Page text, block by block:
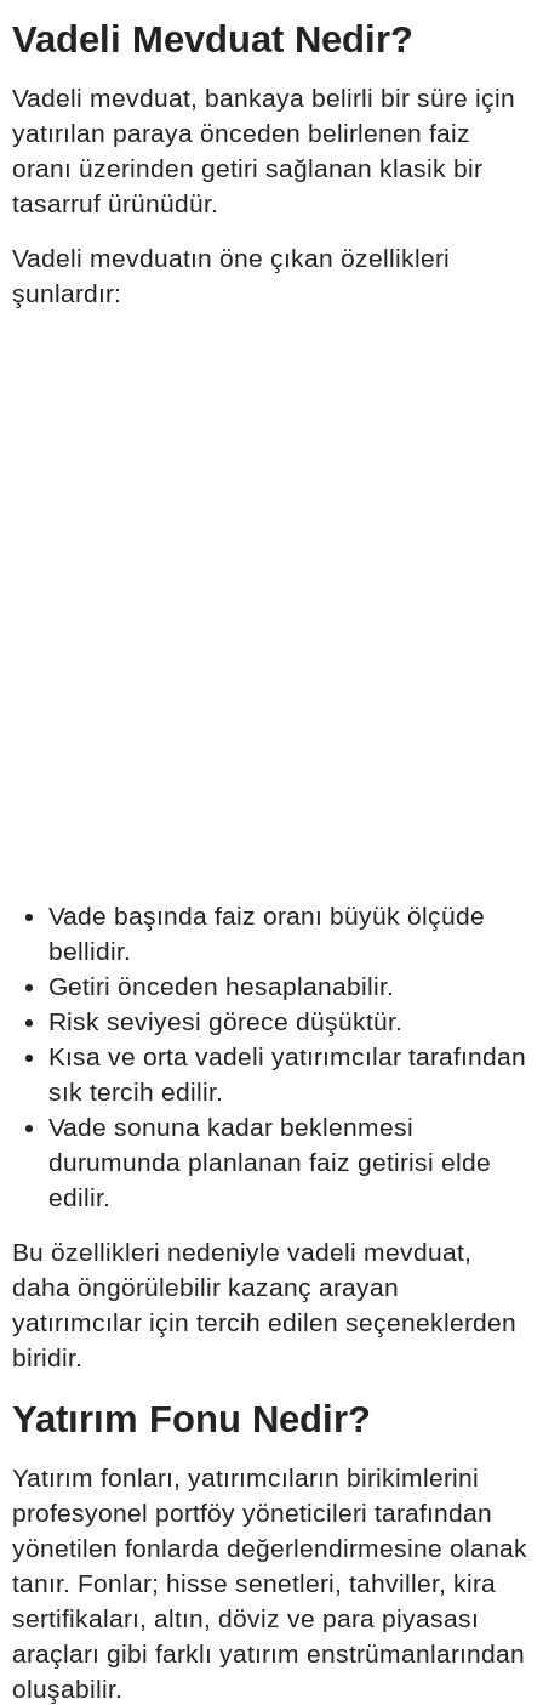
Vadeli Mevduat Nedir?
Vadeli mevduat, bankaya belirli bir süre için
yatırılan paraya önceden belirlenen faiz
oranı üzerinden getiri sağlanan klasik bir
tasarruf ürünüdür.
Vadeli mevduatın öne çıkan özellikleri
şunlardır:
Vade başında faiz oranı büyük ölçüde
bellidir.
Getiri önceden hesaplanabilir.
Risk seviyesi görece düşüktür.
Kısa ve orta vadeli yatırımcılar tarafından
sık tercih edilir.
Vade sonuna kadar beklenmesi
durumunda planlanan faiz getirisi elde
edilir.
Bu özellikleri nedeniyle vadeli mevduat,
daha öngörülebilir kazanç arayan
yatırımcılar için tercih edilen seçeneklerden
biridir.
Yatırım Fonu Nedir?
Yatırım fonları, yatırımcıların birikimlerini
profesyonel portföy yöneticileri tarafından
yönetilen fonlarda değerlendirmesine olanak
tanır. Fonlar; hisse senetleri, tahviller, kira
sertifikaları, altın, döviz ve para piyasası
araçları gibi farklı yatırım enstrümanlarından
oluşabilir.